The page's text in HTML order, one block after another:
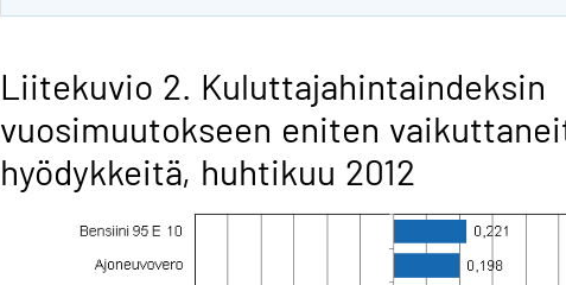
Liitekuvio 2. Kuluttajahintaindeksin
vuosimuutokseen eniten
hyödykkeitä, huhtikuu 2012